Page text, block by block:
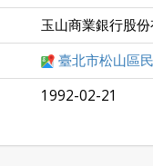
玉山商業銀行股
臺北市松山區
1992-02-21